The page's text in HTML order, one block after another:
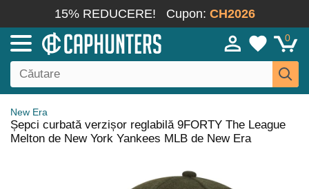
15% REDUCERE! Cupon: CH2026
0
New Era
Șepci curbată verzișor reglabilă 9FORTY The League
Melton de New York Yankees MLB de New Era